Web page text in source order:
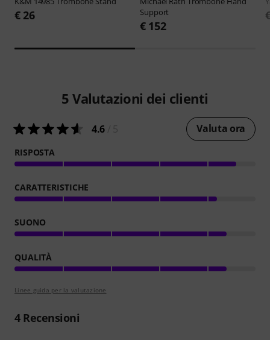
€ 26
Support
€ 152
5 Valutazioni dei clienti
4.6 Valuta ora
RISPOSTA
CARATTERISTICHE
SUONO
QUALITÀ
Linee guida per la valutazione
4Recensioni